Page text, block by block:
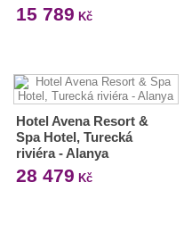
15 789 Kč
Hotel Avena Resort &
Spa Hotel, Turecká
riviéra - Alanya
28 479 Kč